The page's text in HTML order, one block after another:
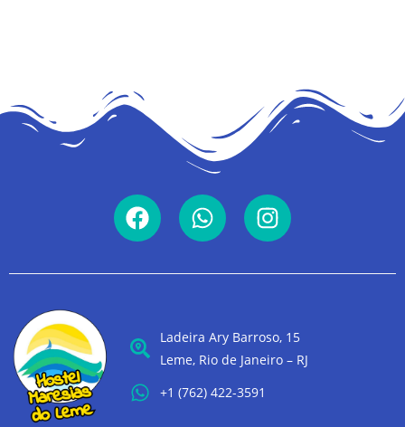
Ladeira Ary Barroso, 15
Leme, Rio de Janeiro – RJ
+1 (762) 422-3591